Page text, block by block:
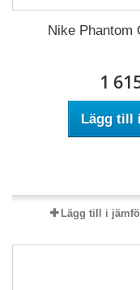
Nike Phantom
1
Lägg till
Lägg till i